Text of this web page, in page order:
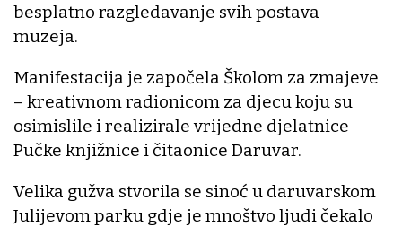
besplatno razgledavanje svih postava
muzeja.
Manifestacija je započela Školom za zmajeve
– kreativnom radionicom za djecu koju su
osimislile i realizirale vrijedne djelatnice
Pučke knjižnice i čitaonice Daruvar.
Velika gužva stvorila se sinoć u daruvarskom
Julijevom parku gdje je mnoštvo ljudi čekalo